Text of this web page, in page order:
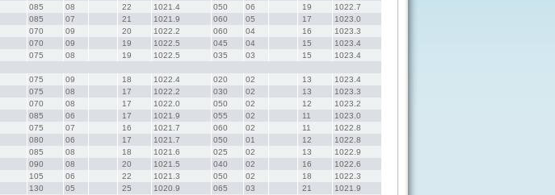
085 08 22 1021.4 050 06 19
1022.7
085 07 21 1021.9 060 05 17
1023.0
070 09 20 1022.2 060 04 16
1023.3
070 09 19 1022.5 045 04 15
1023.4
075 08 19 1022.5 035 03 15 1023.4
075 09 18 1022.4 020 02 13
1023.4
075 08 17 1022.2 030 02 13
1023.3
070 08 17 1022.0 050 02 12
1023.2
085 06 17 1021.9 055 02 11
1023.0
075 07 16 1021.7 060 02 11
1022.8
080 06 17 1021.7 050 01 12
1022.8
085 08 18 1021.6 025 02 13
1022.9
090 08 20 1021.5 040 02 16
1022.6
105 06 22 1021.3 050 02 18
1022.3
130 05 25 1020.9 065 03 21
1021.9